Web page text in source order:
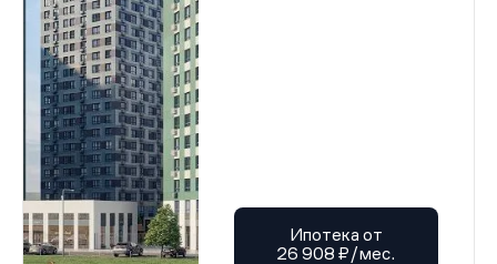
Ипотека от
26 908 ₽/мес.